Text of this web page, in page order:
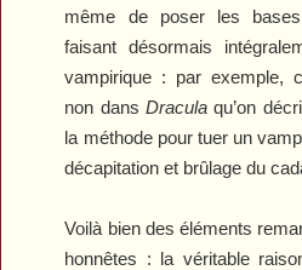
même de poser les
faisant désormais
vampirique : par exemple,
non dans Draculaqu’on
la méthode pour tuer un
décapitation et brûlage du
Voilà bien des éléments
honnêtes : la véritable